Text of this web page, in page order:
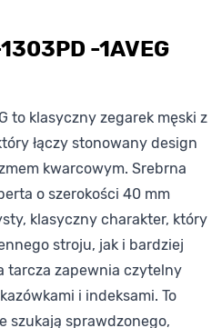
-1AVEG
to klasyczny zegarek męski z
łączy stonowany design
kwarcowym. Srebrna
o szerokości 40 mm
klasyczny charakter, który
stroju, jak i bardziej
tarcza zapewnia czytelny
i indeksami. To
szukają sprawdzonego,